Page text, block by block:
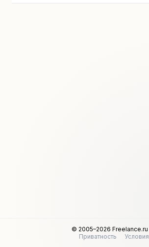
© 2005–2026 Freelance.ru
Приватность
Условия